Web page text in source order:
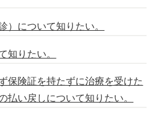
）について知りたい。
知りたい。
保険証を持たずに治療を受けた
払い戻しについて知りたい。